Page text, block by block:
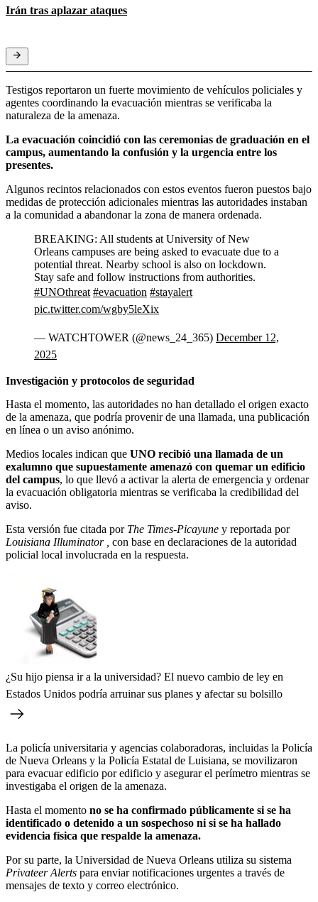
Irán tras aplazar ataques
Testigos reportaron un fuerte movimiento de vehículos policiales y
agentes coordinando la evacuación mientras se verificaba la
naturaleza de la amenaza.
La evacuación coincidió con las ceremonias de graduación en el
campus, aumentando la confusión y la urgencia entre los
presentes.
Algunos recintos relacionados con estos eventos fueron puestos bajo
medidas de protección adicionales mientras las autoridades instaban
a la comunidad a abandonar la zona de manera ordenada.
BREAKING: All students at University of New
Orleans campuses are being asked to evacuate due to a
potential threat. Nearby school is also on lockdown.
Stay safe and follow instructions from authorities.
#UNOthreat #evacuation #stayalert
pic.twitter.com/wgby5leXix
— WATCHTOWER (@news_24_365) December 12,
2025
Investigación y protocolos de seguridad
Hasta el momento, las autoridades no han detallado el origen exacto
de la amenaza, que podría provenir de una llamada, una publicación
en línea o un aviso anónimo.
Medios locales indican que UNO recibió una llamada de un
exalumno que supuestamente amenazó con quemar un edificio
del campus, lo que llevó a activar la alerta de emergencia y ordenar
la evacuación obligatoria mientras se verificaba la credibilidad del
aviso.
Esta versión fue citada por The Times-Picayune y reportada por
Louisiana Illuminator , con base en declaraciones de la autoridad
policial local involucrada en la respuesta.
¿Su hijo piensa ir a la universidad? El nuevo cambio de ley en
Estados Unidos podría arruinar sus planes y afectar su bolsillo
La policía universitaria y agencias colaboradoras, incluidas la Policía
de Nueva Orleans y la Policía Estatal de Luisiana, se movilizaron
para evacuar edificio por edificio y asegurar el perímetro mientras se
investigaba el origen de la amenaza.
Hasta el momento no se ha confirmado públicamente si se ha
identificado o detenido a un sospechoso ni si se ha hallado
evidencia física que respalde la amenaza.
Por su parte, la Universidad de Nueva Orleans utiliza su sistema
Privateer Alerts para enviar notificaciones urgentes a través de
mensajes de texto y correo electrónico.